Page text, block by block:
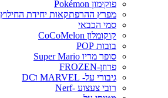
פוקימון Pokémon
מפרץ ההרפתקאות יחידת החילוץ
סמי הכבאי
קוקומלון CoCoMelon
בובות POP
סופר מריו Super Mario
פרוזן-FROZEN
גיבורי על- MARVEL וDC
רובי צעצוע -Nerf